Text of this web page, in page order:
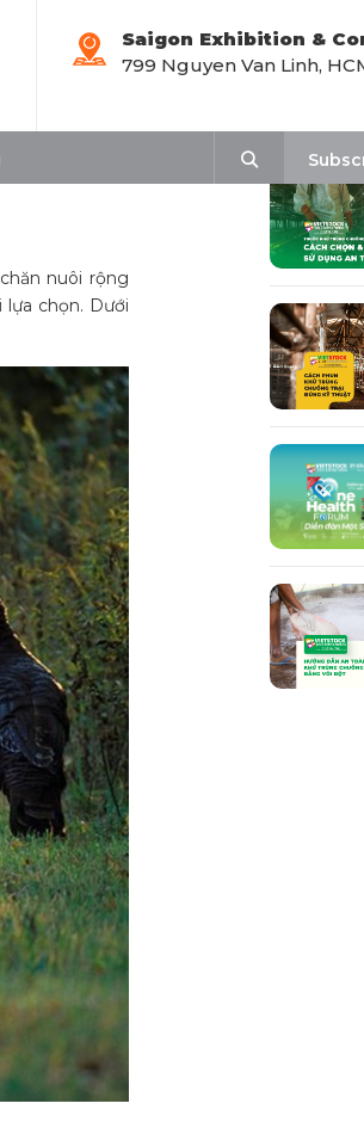
Saigon Exhibition &
799 Nguyen Van Linh,
nuôi rộng
chọn. Dưới